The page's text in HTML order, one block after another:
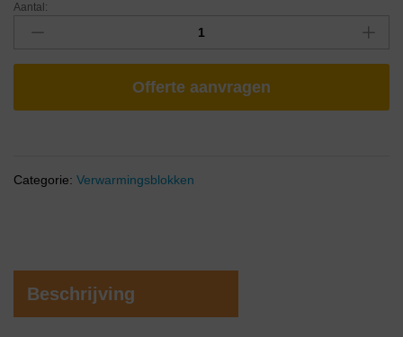
Aantal:
Offerte aanvragen
Categorie: Verwarmingsblokken
Beschrijving